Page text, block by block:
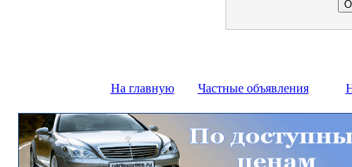
На главную Частные объявления